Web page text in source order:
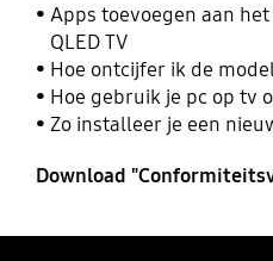
Apps toevoegen aan
QLED TV
Hoe ontcijfer ik de
Hoe gebruik je pc op tv
Zo installeer je een
Download